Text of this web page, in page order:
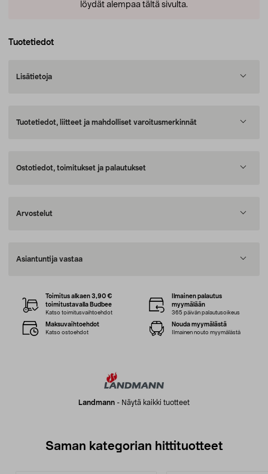
löydät alempaa tältä sivulta.
Tuotetiedot
Lisätietoja
Tuotetiedot, liitteet ja mahdolliset varoitusmerkinnät
Ostotiedot, toimitukset ja palautukset
Arvostelut
Asiantuntija vastaa
Landmann - Näytä kaikki tuotteet
Toimitus alkaen 3,90 €
toimitustavalla Budbee
Katso toimitusvaihtoehdot
Ilmainen palautus
myymälään
365 päivän palautusoikeus
Maksuvaihtoehdot
Katso ostoehdot
Nouda myymälästä
Ilmainen nouto myymälästä
Saman kategorian hittituotteet